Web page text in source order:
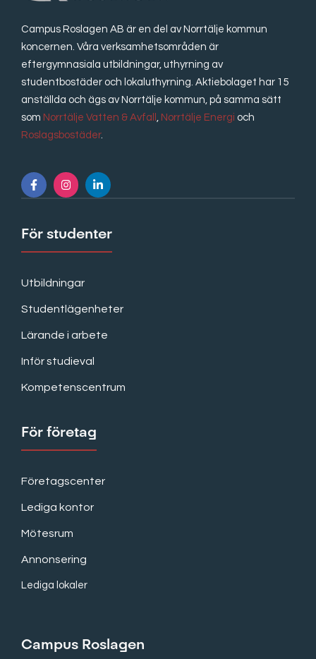
Campus Roslagen AB är en del av Norrtälje kommun
koncernen. Våra verksamhetsområden är
eftergymnasiala utbildningar, uthyrning av
studentbostäder och lokaluthyrning. Aktiebolaget har 15
anställda och ägs av Norrtälje kommun, på samma sätt
som Norrtälje Vatten & Avfall , Norrtälje Energi och
Roslagsbostäder.
För studenter
Utbildningar
Studentlägenheter
Lärande i arbete
Inför studieval
Kompetenscentrum
För företag
Företagscenter
Lediga kontor
Mötesrum
Annonsering
Lediga lokaler
Campus Roslagen